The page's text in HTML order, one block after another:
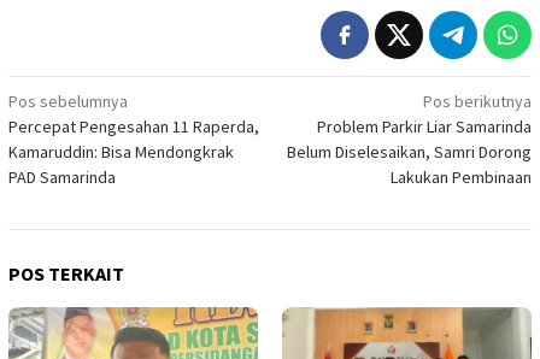
Navigasi
pos
Pos sebelumnya
Percepat Pengesahan 11 Raperda,
Kamaruddin: Bisa Mendongkrak
PAD Samarinda
Pos berikutnya
Problem Parkir Liar Samarinda
Belum Diselesaikan, Samri Dorong
Lakukan Pembinaan
POS TERKAIT